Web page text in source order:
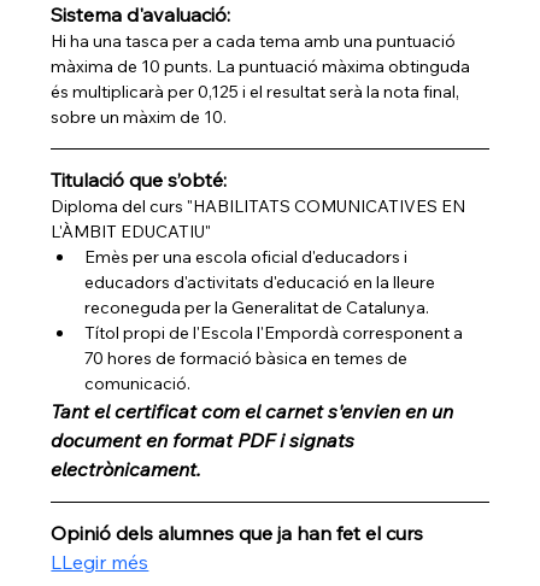
Sistema d'avaluació:
Hi ha una tasca per a cada tema amb una puntuació
màxima de 10 punts. La puntuació màxima obtinguda
és multiplicarà per 0,125 i el resultat serà la nota final,
sobre un màxim de 10.
Titulació que s’obté:
Diploma del curs "HABILITATS COMUNICATIVES EN
L'ÀMBIT EDUCATIU"
Emès per una escola oficial d'educadors i
educadors d'activitats d'educació en la lleure
reconeguda per la Generalitat de Catalunya.
Títol propi de l'Escola l'Empordà corresponent a
70 hores de formació bàsica en temes de
comunicació.
Tant el certificat com el carnet s'envien en un
document en format PDF i signats
electrònicament.
Opinió dels alumnes que ja han fet el curs
LLegir més